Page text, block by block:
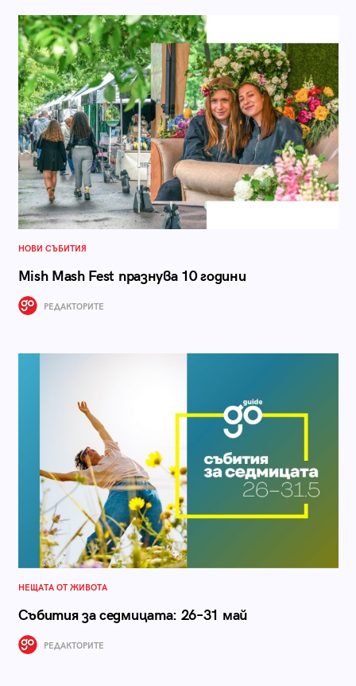
НОВИ СЪБИТИЯ
Mish Mash Fest празнува 10 години
РЕДАКТОРИТЕ
НЕЩАТА ОТ ЖИВОТА
Събития за седмицата: 26–31 май
РЕДАКТОРИТЕ